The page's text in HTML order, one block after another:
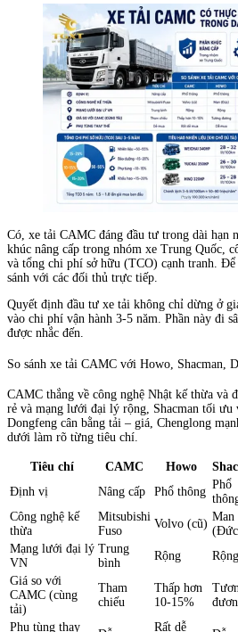
Có, xe tải CAMC đáng đầu tư trong dài hạn
khúc nâng cấp trong nhóm xe Trung Quốc,
và tổng chi phí sở hữu (TCO) cạnh tranh. Để
sánh với các đối thủ trực tiếp.
Quyết định đầu tư xe tải không chỉ dừng ở
vào chi phí vận hành 3-5 năm. Phần này đi
được nhắc đến.
So sánh xe tải CAMC với Howo, Shacman,
CAMC thắng về công nghệ Nhật kế thừa và
rẻ và mạng lưới đại lý rộng, Shacman tối ưu
Dongfeng cân bằng tải – giá, Chenglong
dưới làm rõ từng tiêu chí.
Tiêu chí CAMC Howo
Định vị
Nâng cấp Phổ thông
Phổ
Công nghệ kế
thừa
Mitsubishi
Fuso
Volvo (cũ)
Man
Mạng lưới đại lý
VN
Trung
bình
Rộng Rộng
Giá so với
CAMC (cùng
tải)
Tham
chiếu
Thấp hơn
10-15%
Phụ tùng thay
Rất dễ